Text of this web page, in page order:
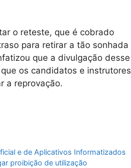
o reteste, que é cobrado
para retirar a tão sonhada
que a divulgação desse
os candidatos e instrutores
a reprovação.
e de Aplicativos Informatizados
proibição de utilização